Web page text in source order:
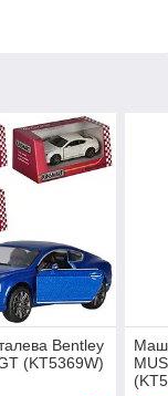
Bentley
(KT5369W)